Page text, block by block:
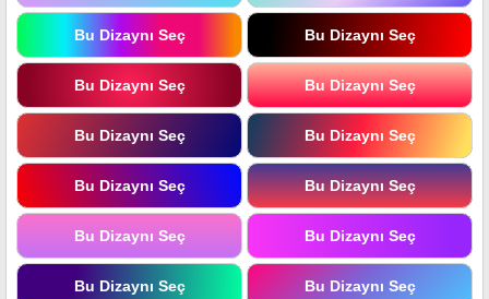
Bu Dizaynı Seç Bu Dizaynı Seç
Bu Dizaynı Seç Bu Dizaynı Seç
Bu Dizaynı Seç Bu Dizaynı Seç
Bu Dizaynı Seç Bu Dizaynı Seç
Bu Dizaynı Seç Bu Dizaynı Seç
Bu Dizaynı Seç Bu Dizaynı Seç